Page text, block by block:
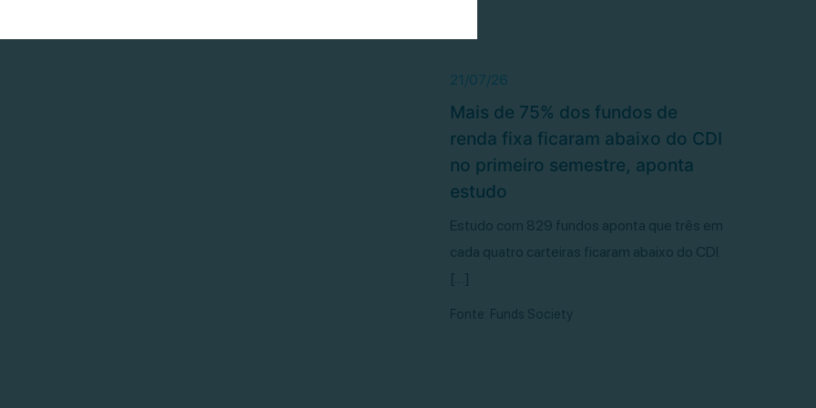
21/07/26
Mais de 75% dos fundos de
renda fixa ficaram abaixo do CDI
no primeiro semestre, aponta
estudo
Estudo com 829 fundos aponta que três em
cada quatro carteiras ficaram abaixo do CDI.
[…]
Fonte: Funds Society